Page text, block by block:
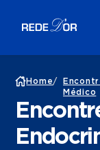
Home/
Médico